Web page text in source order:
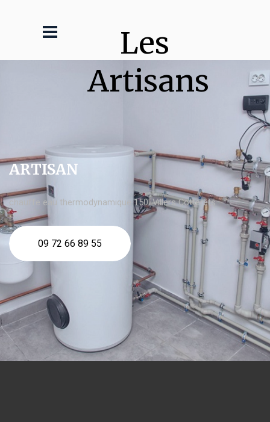
Les
Artisans
ARTISAN
chauffe eau thermodynamique 150l Villers Cotterêts
09 72 66 89 55